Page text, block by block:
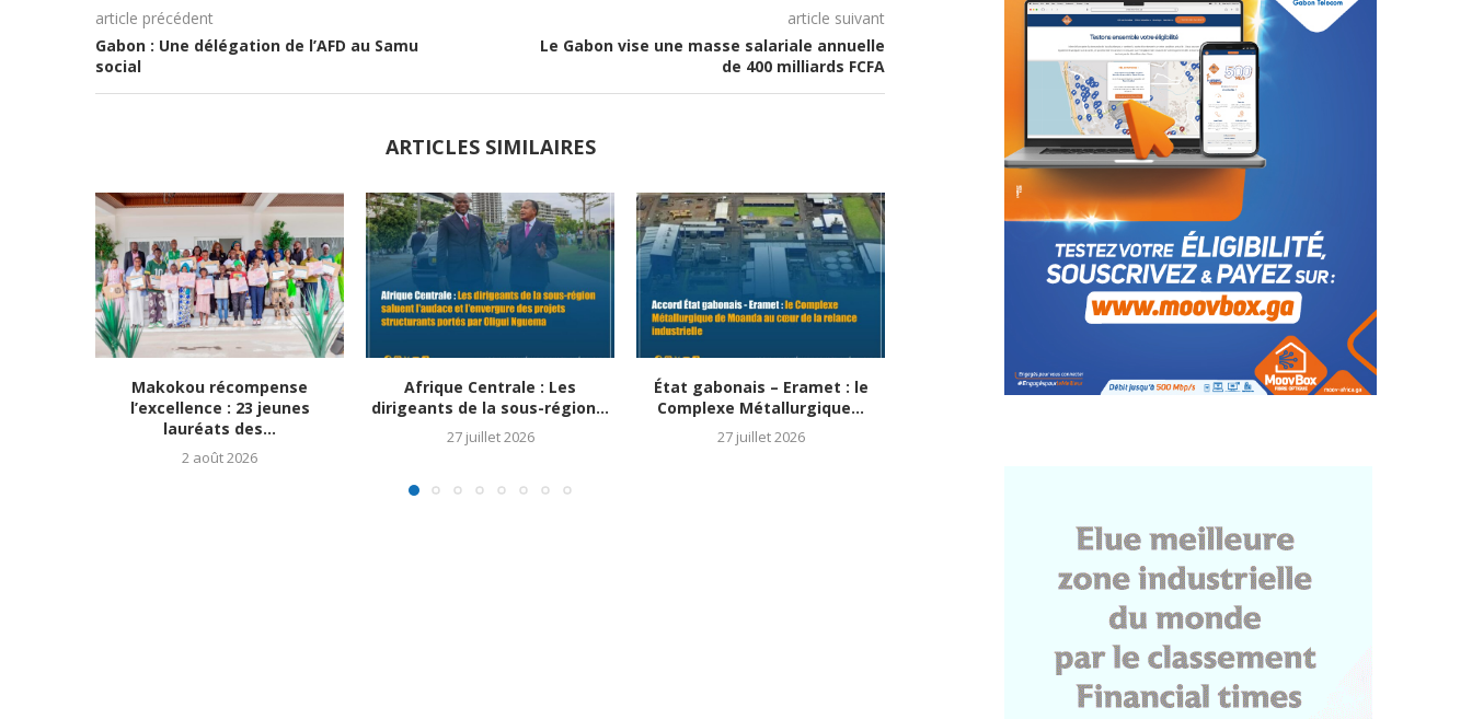
article précédent
Gabon : Une délégation de l’AFD au Samu
social
article suivant
Le Gabon vise une masse salariale annuelle
de 400 milliards FCFA
ARTICLES SIMILAIRES
Makokou récompense
l’excellence : 23 jeunes
lauréats des...
2 août 2026
Afrique Centrale : Les
dirigeants de la sous-région...
27 juillet 2026
État gabonais – Eramet : le
Complexe Métallurgique...
27 juillet 2026
Souveraineté maritime : Saisie
Libreville: au Pk12 Edgard